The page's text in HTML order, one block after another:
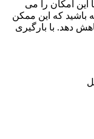
این امکان را می
باشید که این ممکن
دهد. با بارگیری